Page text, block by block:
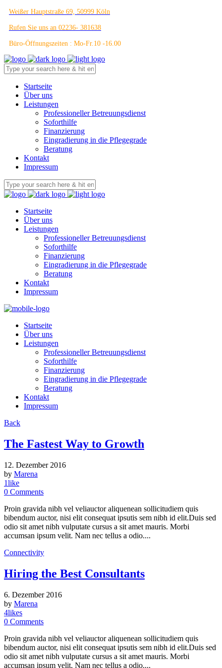
Weißer Hauptstraße 69, 50999 Köln
Rufen Sie uns an 02236- 381638
Büro-Öffnungszeiten : Mo-Fr.10 -16.00
Startseite
Über uns
Leistungen
Professioneller Betreuungsdienst
Soforthilfe
Finanzierung
Eingradierung in die Pflegegrade
Beratung
Kontakt
Impressum
Startseite
Über uns
Leistungen
Professioneller Betreuungsdienst
Soforthilfe
Finanzierung
Eingradierung in die Pflegegrade
Beratung
Kontakt
Impressum
Startseite
Über uns
Leistungen
Professioneller Betreuungsdienst
Soforthilfe
Finanzierung
Eingradierung in die Pflegegrade
Beratung
Kontakt
Impressum
Back
The Fastest Way to Growth
12. Dezember 2016
by Marena
1like
0 Comments
Proin gravida nibh vel veliauctor aliquenean sollicitudiem quis
bibendum auctor, nisi elit consequat ipsutis sem nibh id elit.Duis sed
odio sit amet nibh vulputate cursus a sit amet mauris. Morbi
accumsan ipsum velit. Nam nec tellus a odio....
Connectivity
Hiring the Best Consultants
6. Dezember 2016
by Marena
4likes
0 Comments
Proin gravida nibh vel veliauctor aliquenean sollicitudiem quis
bibendum auctor, nisi elit consequat ipsutis sem nibh id elit.Duis sed
odio sit amet nibh vulputate cursus a sit amet mauris. Morbi
accumsan ipsum velit. Nam nec tellus a odio....